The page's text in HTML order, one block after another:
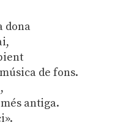
dona
de fons.
antiga.